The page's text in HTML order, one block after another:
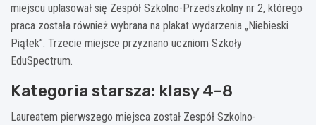
miejscu uplasował się Zespół Szkolno-Przedszkolny nr 2, którego
praca została również wybrana na plakat wydarzenia „Niebieski
Piątek”. Trzecie miejsce przyznano uczniom Szkoły
EduSpectrum.
Kategoria starsza: klasy 4–8
Laureatem pierwszego miejsca został Zespół Szkolno-